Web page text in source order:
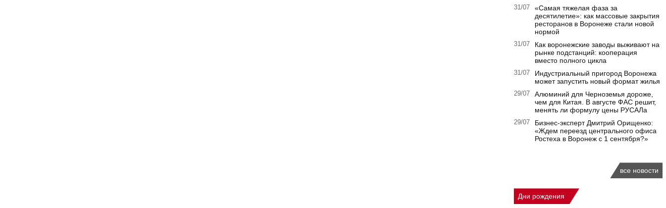
31/07
«Самая тяжелая фаза за
десятилетие»: как массовые закрытия
ресторанов в Воронеже стали новой
нормой
31/07
Как воронежские заводы выживают на
рынке подстанций: кооперация
вместо полного цикла
31/07
Индустриальный пригород Воронежа
может запустить новый формат жилья
29/07
Алюминий для Черноземья дороже,
чем для Китая. В августе ФАС решит,
менять ли формулу цены РУСАЛа
29/07
Бизнес-эксперт Дмитрий Орищенко:
«Ждем переезд центрального офиса
Ростеха в Воронеж с 1 сентября?»
все новости
Дни рождения